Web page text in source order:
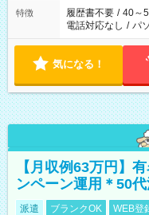
特徴 履歴書不要 / 40～
電話対応なし / パ
気になる！
【月収例63万円】
ンペーン運用＊50
派遣 ブランクOK WEB登